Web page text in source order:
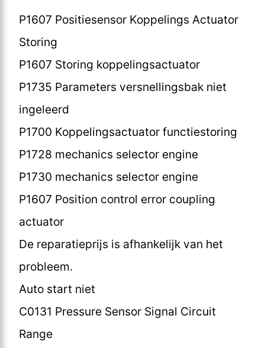
P1607 Positiesensor Koppelings Actuator
Storing
P1607 Storing koppelingsactuator
P1735 Parameters versnellingsbak niet
ingeleerd
P1700 Koppelingsactuator functiestoring
P1728 mechanics selector engine
P1730 mechanics selector engine
P1607 Position control error coupling
actuator
De reparatieprijs is afhankelijk van het
probleem.
Auto start niet
C0131 Pressure Sensor Signal Circuit
Range